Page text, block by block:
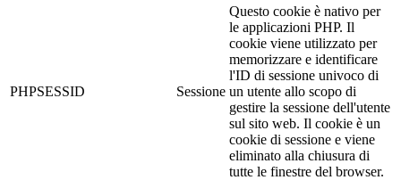
PHPSESSID Sessione
Questo cookie è nativo per
le applicazioni PHP. Il
cookie viene utilizzato per
memorizzare e identificare
l'ID di sessione univoco di
un utente allo scopo di
gestire la sessione dell'utente
sul sito web. Il cookie è un
cookie di sessione e viene
eliminato alla chiusura di
tutte le finestre del browser.